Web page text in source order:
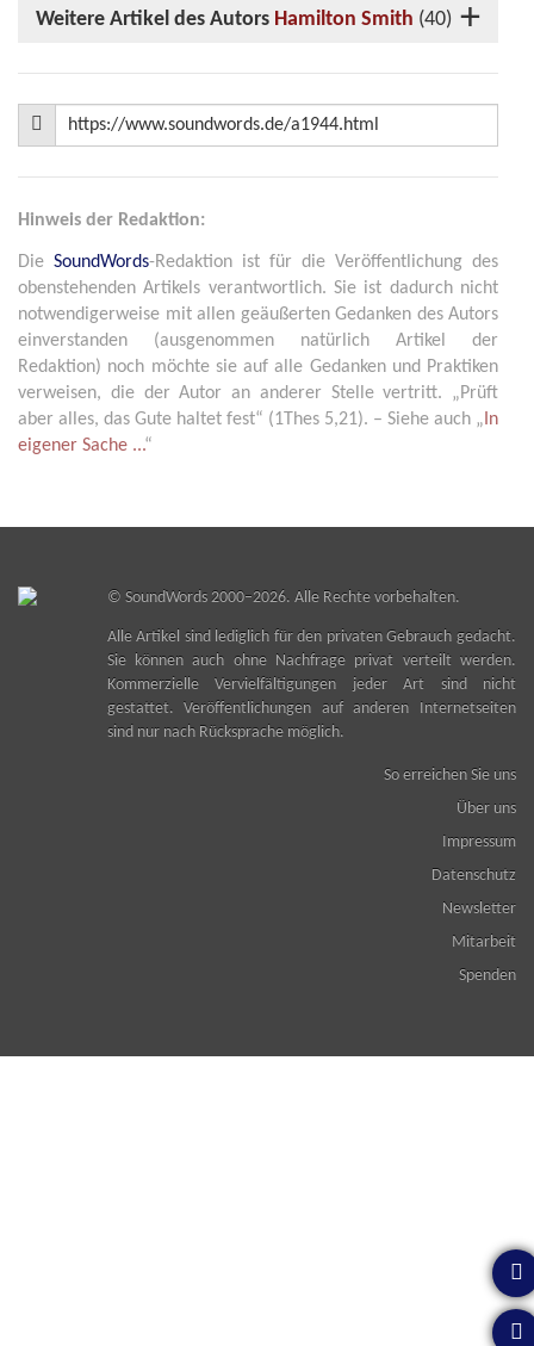
Weitere Artikel des Autors Hamilton Smith (40)
Hinweis der Redaktion:
Die SoundWords-Redaktion ist für die Veröffentlichung des
obenstehenden Artikels verantwortlich. Sie ist dadurch nicht
notwendigerweise mit allen geäußerten Gedanken des Autors
einverstanden (ausgenommen natürlich Artikel der
Redaktion) noch möchte sie auf alle Gedanken und Praktiken
verweisen, die der Autor an anderer Stelle vertritt. „Prüft
aber alles, das Gute haltet fest“ (1Thes 5,21). – Siehe auch „ In
eigener Sache ...“
© SoundWords2000–2026. Alle Rechte vorbehalten.
Alle Artikel sind lediglich für den privaten Gebrauch gedacht.
Sie können auch ohne Nachfrage privat verteilt werden.
Kommerzielle Vervielfältigungen jeder Art sind nicht
gestattet. Veröffentlichungen auf anderen Internetseiten
sind nur nach Rücksprache möglich.
So erreichen Sie uns
Über uns
Impressum
Datenschutz
Newsletter
Mitarbeit
Spenden